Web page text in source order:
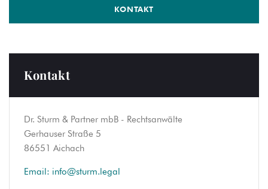
KONTAKT
Kontakt
Dr. Sturm & Partner mbB - Rechtsanwälte
Gerhauser Straße 5
86551 Aichach
Email: info@sturm.legal